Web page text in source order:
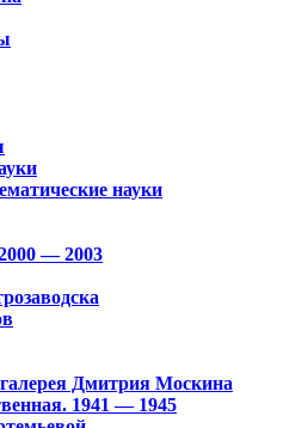
науки
— 2003
Дмитрия Москина
1941 — 1945